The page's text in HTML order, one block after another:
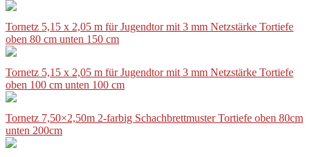
Tornetz 5,15 x 2,05 m für Jugendtor mit 3 mm Netzstärke Tortiefe
oben 80 cm unten 150 cm
Tornetz 5,15 x 2,05 m für Jugendtor mit 3 mm Netzstärke Tortiefe
oben 100 cm unten 100 cm
Tornetz 7,50×2,50m 2-farbig Schachbrettmuster Tortiefe oben 80cm
unten 200cm